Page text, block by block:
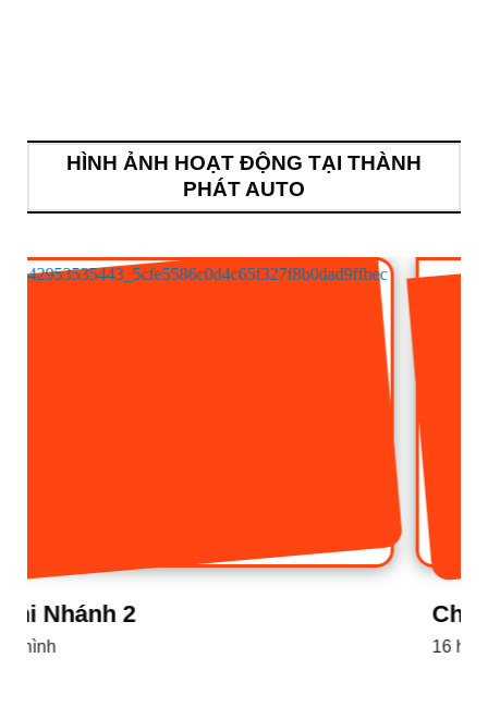
HÌNH ẢNH HOẠT ĐỘNG TẠI THÀNH
PHÁT AUTO
Chi Nhánh 1
16 hình